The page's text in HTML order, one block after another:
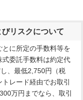
リスクについて
に所定の手数料等を
式委託手数料は約定代
、最低2,750円（税
レード経由でお取引
万円までなら、取引